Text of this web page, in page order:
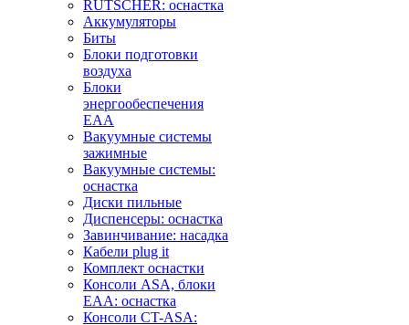
RUTSCHER: оснастка
Аккумуляторы
Биты
Блоки подготовки
воздуха
Блоки
энергообеспечения
EAA
Вакуумные системы
зажимные
Вакуумные системы:
оснастка
Диски пильные
Диспенсеры: оснастка
Завинчивание: насадка
Кабели plug it
Комплект оснастки
Консоли ASA, блоки
EAA: оснастка
Консоли CT-ASA: